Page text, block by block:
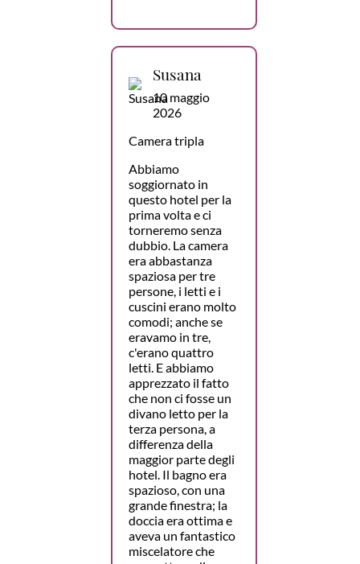
Susana
10 maggio
2026
Camera tripla
Abbiamo
soggiornato in
questo hotel per la
prima volta e ci
torneremo senza
dubbio. La camera
era abbastanza
spaziosa per tre
persone, i letti e i
cuscini erano molto
comodi; anche se
eravamo in tre,
c'erano quattro
letti. E abbiamo
apprezzato il fatto
che non ci fosse un
divano letto per la
terza persona, a
differenza della
maggior parte degli
hotel. Il bagno era
spazioso, con una
grande finestra; la
doccia era ottima e
aveva un fantastico
miscelatore che